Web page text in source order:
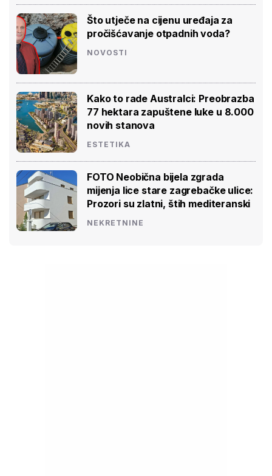
Što utječe na cijenu uređaja za
pročišćavanje otpadnih voda?
NOVOSTI
Kako to rade Australci: Preobrazba
77 hektara zapuštene luke u 8.000
novih stanova
ESTETIKA
FOTO Neobična bijela zgrada
mijenja lice stare zagrebačke ulice:
Prozori su zlatni, štih mediteranski
NEKRETNINE